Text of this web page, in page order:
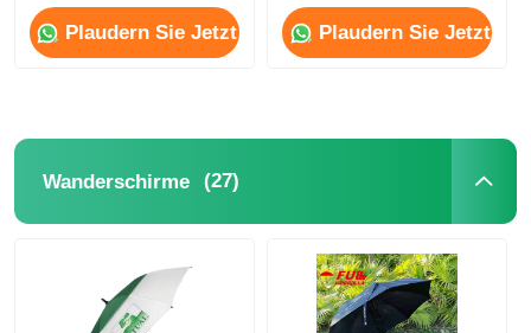
Plaudern Sie Jetzt Plaudern Sie Jetzt
Wanderschirme (27)